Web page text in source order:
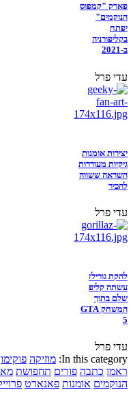
פארק "קמפוס
הנוקמים"
יפתח
בקליפורניה
ב-2021
עדי פרל
יצירות אומנות
גיקיות מעוררות
השראה ששווה
להכיר
עדי פרל
להקת גורילז
עשתה קליפ
שלם בתוך
המשחק GTA
5
עדי פרל
In this category: מוזיקה
ראמן כתבה פורים תחפושת
הנוקמים אומנות פאנארט